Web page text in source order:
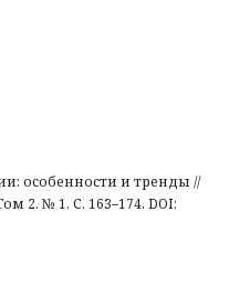
особенности и тренды //
2. № 1. С. 163–174. DOI: